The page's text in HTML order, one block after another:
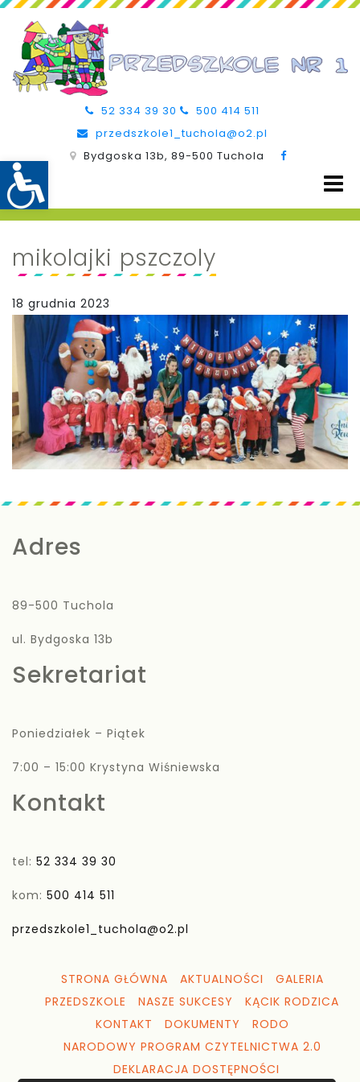
52 334 39 30
500 414 511
przedszkole1_tuchola@o2.pl
Bydgoska 13b, 89-500 Tuchola
mikolajki pszczoly
18 grudnia 2023
Adres
89-500 Tuchola
ul. Bydgoska 13b
Sekretariat
Poniedziałek – Piątek
7:00 – 15:00 Krystyna Wiśniewska
Kontakt
tel: 52 334 39 30
kom: 500 414 511
przedszkole1_tuchola@o2.pl
STRONA GŁÓWNA AKTUALNOŚCI
GALERIA
PRZEDSZKOLE
NASZE SUKCESY
KĄCIK RODZICA
KONTAKT
DOKUMENTY
RODO
NARODOWY PROGRAM CZYTELNICTWA 2.0
DEKLARACJA DOSTĘPNOŚCI